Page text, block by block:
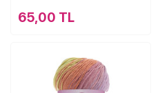
65,00 TL